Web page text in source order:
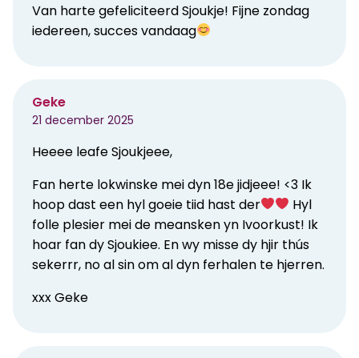
Van harte gefeliciteerd Sjoukje! Fijne zondag
iedereen, succes vandaag
Geke
21 december 2025
Heeee leafe Sjoukjeee,
Fan herte lokwinske mei dyn 18e jidjeee! <3 Ik
hoop dast een hyl goeie tiid hast der
Hyl
folle plesier mei de meansken yn Ivoorkust! Ik
hoar fan dy Sjoukiee. En wy misse dy hjir thús
sekerrr, no al sin om al dyn ferhalen te hjerren.
xxx Geke